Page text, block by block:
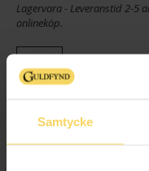
Samtycke
Lagervara - Leveranstid 2-5
onlineköp.
Höjd ca (mm)
Varumärke